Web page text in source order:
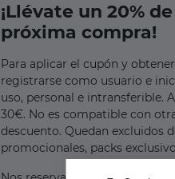
¡Llévate un 20%
próxima compra!
Para aplicar el cupón y
registrarse como usuario e
uso, personal e intransferible.
30€. No es compatible con
descuento. Quedan excluidos
promocionales, packs